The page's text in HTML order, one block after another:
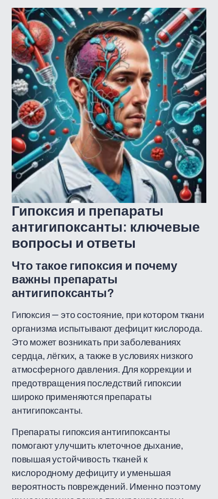
Гипоксия и препараты
антигипоксанты: ключевые
вопросы и ответы
Что такое гипоксия и почему
важны препараты
антигипоксанты?
Гипоксия — это состояние, при котором ткани
организма испытывают дефицит кислорода.
Это может возникать при заболеваниях
сердца, лёгких, а также в условиях низкого
атмосферного давления. Для коррекции и
предотвращения последствий гипоксии
широко применяются препараты
антигипоксанты.
Препараты гипоксия антигипоксанты
помогают улучшить клеточное дыхание,
повышая устойчивость тканей к
кислородному дефициту и уменьшая
вероятность повреждений. Именно поэтому